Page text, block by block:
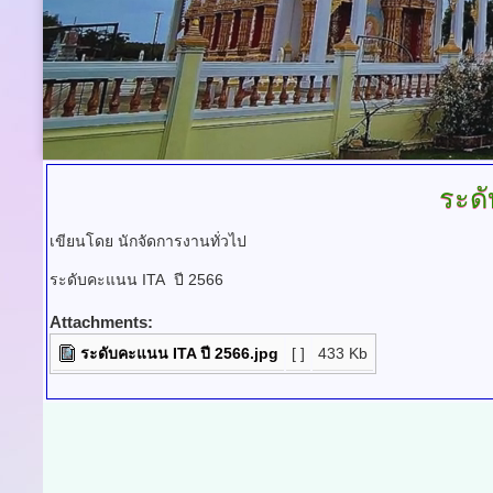
ระ
เขียนโดย นักจัดการงานทั่วไป
ระดับคะแนน ITA ปี 2566
Attachments:
ระดับคะแนน ITA ปี 2566.jpg [ ] 433 Kb